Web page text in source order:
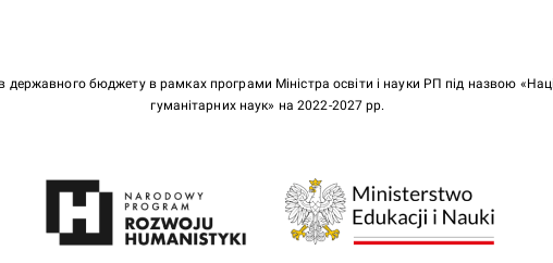
державного бюджету в рамках програми Міністра освіти і науки РП під назвою
гуманітарних наук» на 2022-2027 рр.